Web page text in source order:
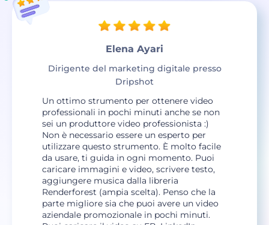
Elena Ayari
Dirigente del marketing digitale presso
Dripshot
Un ottimo strumento per ottenere video
professionali in pochi minuti anche se non
sei un produttore video professionista :)
Non è necessario essere un esperto per
utilizzare questo strumento. È molto facile
da usare, ti guida in ogni momento. Puoi
caricare immagini e video, scrivere testo,
aggiungere musica dalla libreria
Renderforest (ampia scelta). Penso che la
parte migliore sia che puoi avere un video
aziendale promozionale in pochi minuti.